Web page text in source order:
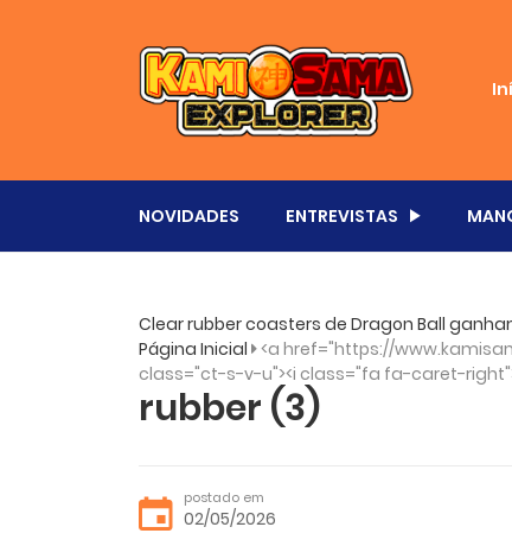
NOVIDADES ENTREVISTAS
Clear rubber coasters de Dragon Ball
Página Inicial <a href="https://
class="ct-s-v-u"><i class="fa fa-caret-
rubber (3)
postado em
02/05/2026